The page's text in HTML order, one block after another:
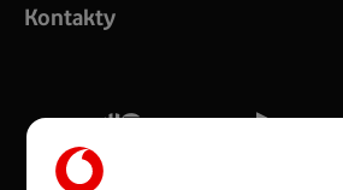
silný signál pro celou domácnost.
Více o COMPAL CH7465VF
Kontakty